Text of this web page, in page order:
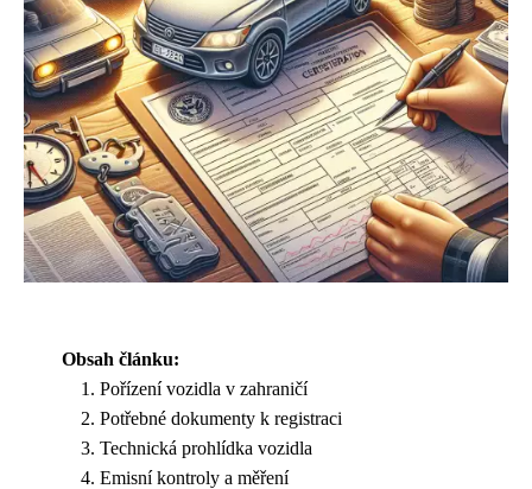
Obsah článku:
Pořízení vozidla v zahraničí
Potřebné dokumenty k registraci
Technická prohlídka vozidla
Emisní kontroly a měření